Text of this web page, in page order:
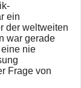
ein
der weltweiten
war gerade
nie
Frage von